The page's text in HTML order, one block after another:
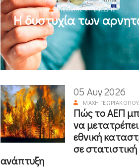
ΜΙΧΆΛΗΣ ΚΥΡΙΑΚΊΔΗΣ
Η δυστυχία των
05 Αυγ 2026
ΜΆΧΗ
Πώς το ΑΕΠ
να
εθνική
σε στατιστική
ανάπτυξη